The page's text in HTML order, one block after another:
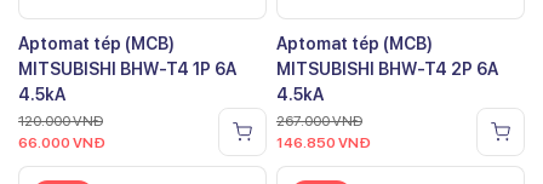
Aptomat tép (MCB)
MITSUBISHI BHW-T4 1P 6A
4.5kA
120.000VNĐ
66.000 VNĐ
Aptomat tép (MCB)
MITSUBISHI BHW-T4 2P 6A
4.5kA
267.000VNĐ
146.850 VNĐ